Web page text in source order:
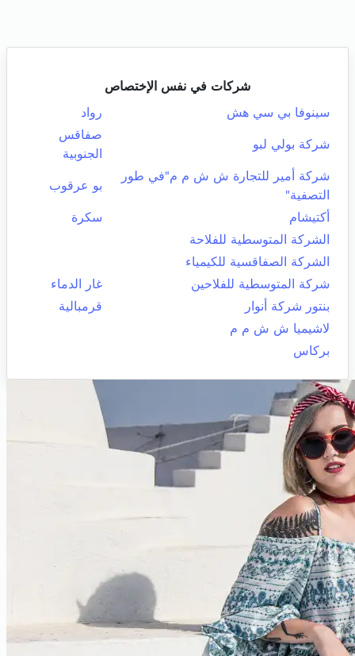
شركات في نفس الإختصاص
سينوفا بي سي هش
رواد
شركة بولي لبو
صفاقس
الجنوبية
شركة أمير للتجارة ش ش م م"في طور
التصفية"
بو عرقوب
أكتيشام
سكرة
الشركة المتوسطية للفلاحة
الشركة الصفاقسية للكيمياء
شركة المتوسطية للفلاحين
غار الدماء
بنتور شركة أنوار
قرمبالية
لاشيميا ش ش م م
بركاس